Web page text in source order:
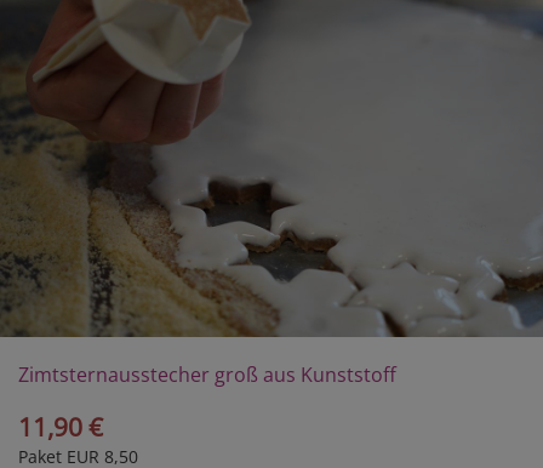
Zimtsternausstecher groß aus Kunststoff
11,90 €
Paket EUR 8,50